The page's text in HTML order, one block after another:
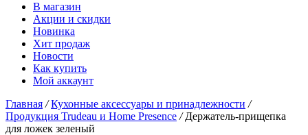
В магазин
Акции и скидки
Новинка
Хит продаж
Новости
Как купить
Мой аккаунт
Главная / Кухонные аксессуары и принадлежности /
Продукция Trudeau и Home Presence /Держатель-прищепка
для ложек зеленый